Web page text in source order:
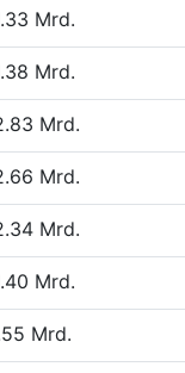
Mrd.
Mrd.
Mrd.
Mrd.
Mrd.
Mrd.
Mrd.